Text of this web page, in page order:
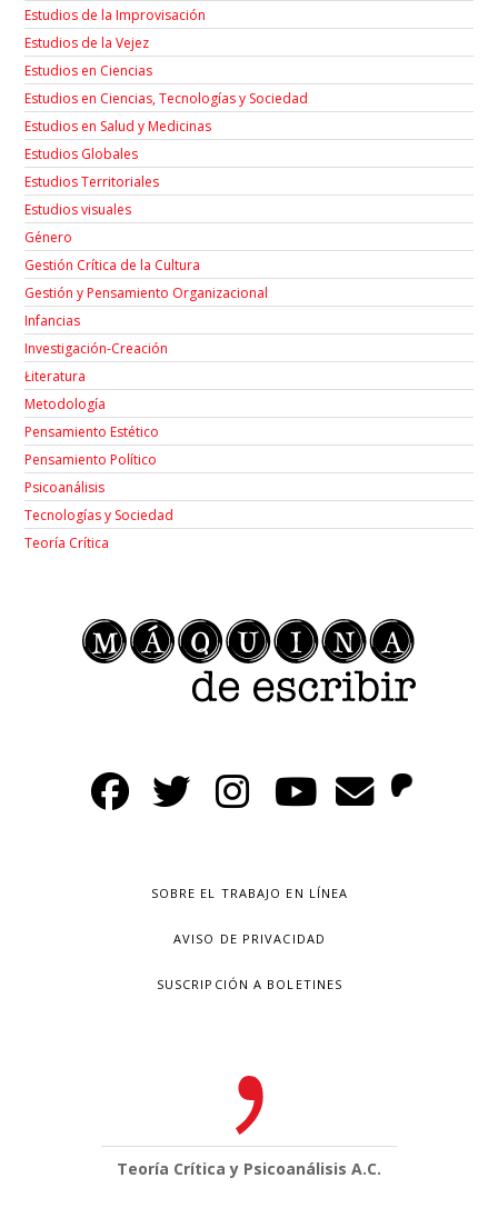
Estudios de la Improvisación
Estudios de la Vejez
Estudios en Ciencias
Estudios en Ciencias, Tecnologías y Sociedad
Estudios en Salud y Medicinas
Estudios Globales
Estudios Territoriales
Estudios visuales
Género
Gestión Crítica de la Cultura
Gestión y Pensamiento Organizacional
Infancias
Investigación-Creación
Łiteratura
Metodología
Pensamiento Estético
Pensamiento Político
Psicoanálisis
Tecnologías y Sociedad
Teoría Crítica
SOBRE EL TRABAJO EN LÍNEA
AVISO DE PRIVACIDAD
SUSCRIPCIÓN A BOLETINES
Teoría Crítica y Psicoanálisis A.C.